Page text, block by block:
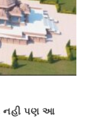
નહી પણ આ